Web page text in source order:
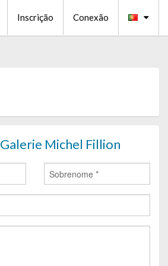
Inscrição Conexão
Galerie Michel Fillion